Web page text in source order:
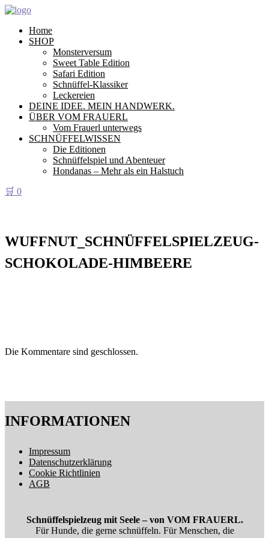
Home
SHOP
Monsterversum
Sweet Table Edition
Safari Edition
Schnüffel-Klassiker
Leckereien
DEINE IDEE. MEIN HANDWERK.
ÜBER VOM FRAUERL
Vom Frauerl unterwegs
SCHNÜFFELWISSEN
Die Editionen
Schnüffelspiel und Abenteuer
Hondanas – Mehr als ein Halstuch
🛒 0
WUFFNUT_SCHNÜFFELSPIELZEUG-
SCHOKOLADE-HIMBEERE
Die Kommentare sind geschlossen.
INFORMATIONEN
Impressum
Datenschutzerklärung
Cookie Richtlinien
AGB
Schnüffelspielzeug mit Seele – von VOM FRAUERL.
Für Hunde, die gerne schnüffeln. Für Menschen, die